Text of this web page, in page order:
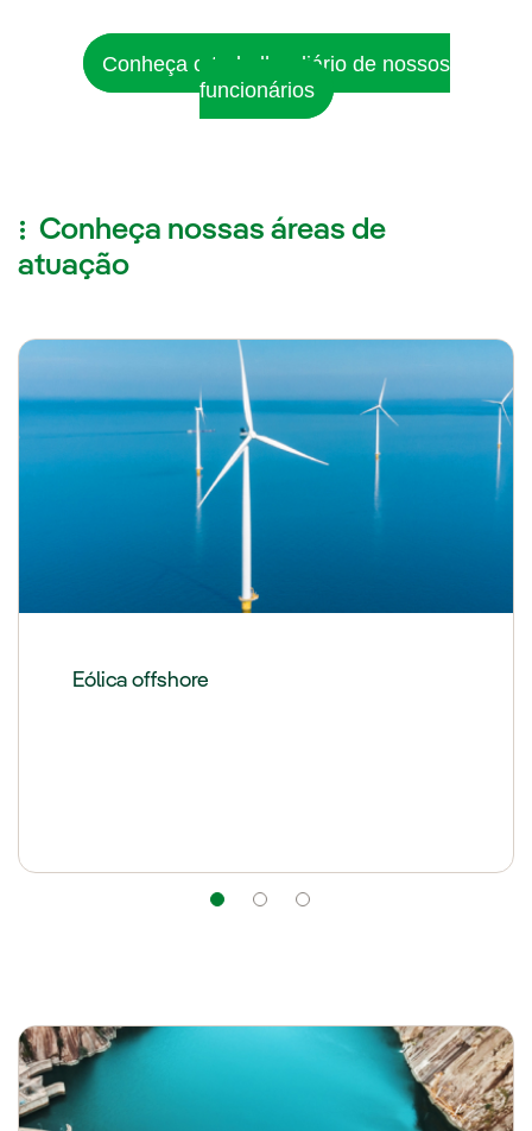
Conheça o trabalho diário de nossos
funcionários
Conheça nossas áreas de
atuação
Eólica offshore
Navegação